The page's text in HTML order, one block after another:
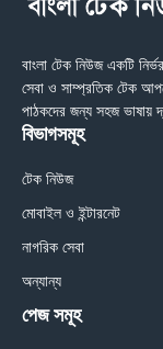
বাংলা টেক নিউজ একটি
সেবা ও সাম্প্রতিক টেক
পাঠকদের জন্য সহজ ভাষায়
বিভাগসমূহ
টেক নিউজ
মোবাইল ও ইন্টারনেট
নাগরিক সেবা
অন্যান্য
পেজ সমূহ